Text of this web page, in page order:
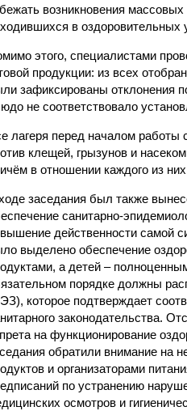
возникновения
в оздоровительных
этого, специалистами
продукции: из всех
зафиксированы отклонения
не соответствовало
лагеря перед началом работы
клещей, грызунов и
в отношении каждого из
заседания был также
санитарно-
действенности самой
выделено обеспечение
а детей –
порядке должны
которое подтверждает
законодательства.
на функционирование
обратили внимание на
и организаторами
по устранению
осмотров и